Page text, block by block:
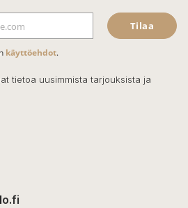
Tilaa
käyttöehdot.
tietoa uusimmista tarjouksista ja